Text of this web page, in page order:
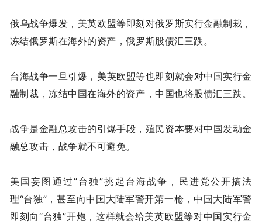
俄乌战争爆发，美英欧盟等即刻对俄罗斯实行金融制裁，
冻结俄罗斯在海外的资产，俄罗斯股债汇三跌。
台海战争一旦引爆，美英欧盟等也即刻就会对中国实行金
融制裁，冻结中国在海外的资产，中国也将股债汇三跌。
战争是金融总攻击的引爆手段，殖民资本要对中国发动金
融总攻击，战争就不可避免。
美国妄图通过“台独”挑起台海战争，民进党公开搞法
理“台独”，甚至向中国大陆军警开第一枪，中国大陆军警
即刻向“台独”开炮，这样就会给美英欧盟等对中国实行金